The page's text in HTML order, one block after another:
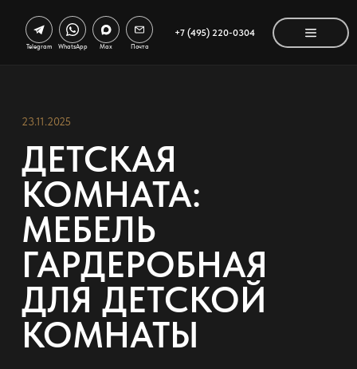
+7 (495) 220-0304
Telegram WhatsApp Max Почта
23.11.2025
ДЕТСКАЯ
КОМНАТА:
МЕБЕЛЬ
ГАРДЕРОБНАЯ
ДЛЯ ДЕТСКОЙ
КОМНАТЫ